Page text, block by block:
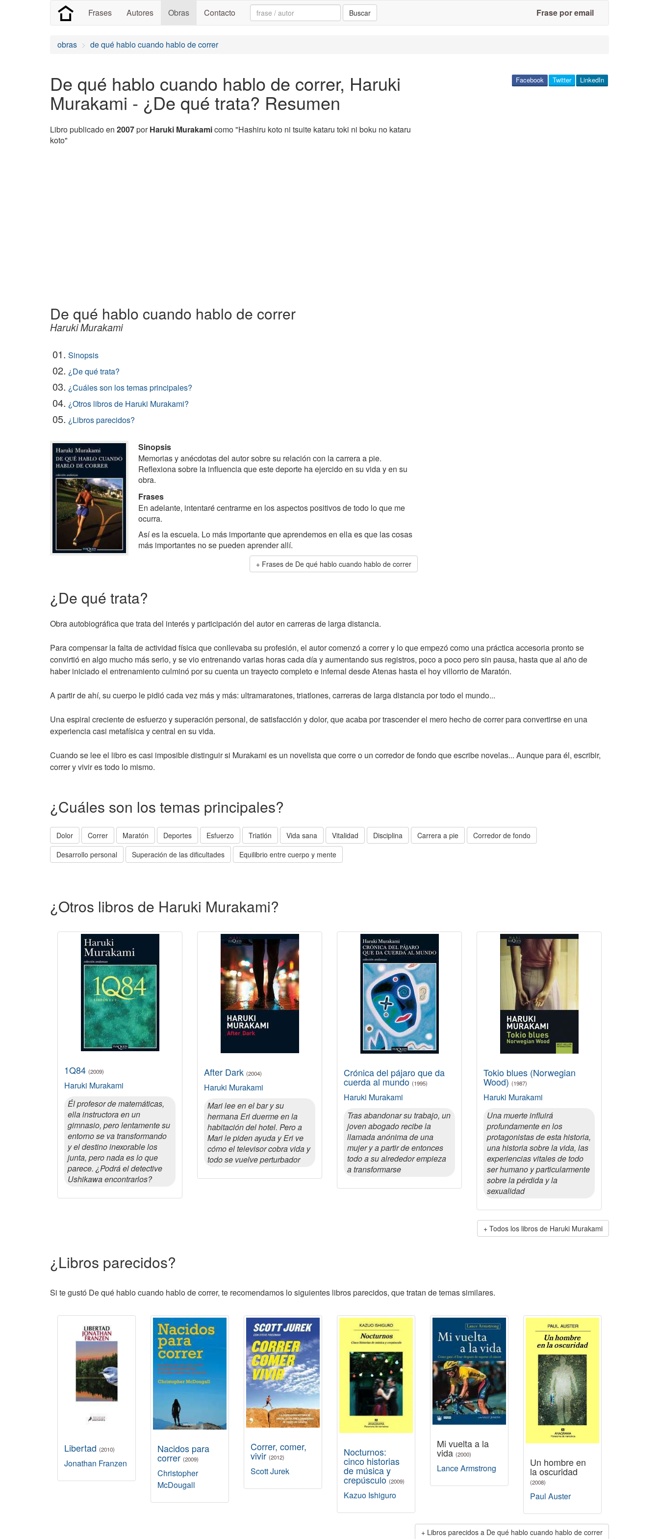
Frases Autores Obras Contacto Search: Buscar Frase por email
obras de qué hablo cuando hablo de correr
De qué hablo cuando hablo de correr, Haruki
Murakami - ¿De qué trata? Resumen
Libro publicado en 2007porHaruki Murakamicomo "Hashiru koto ni tsuite kataru toki ni boku no kataru
koto"
LinkedIn
Twitter
Facebook
De qué hablo cuando hablo de correr
Haruki Murakami
01. Sinopsis
02. ¿De qué trata?
03. ¿Cuáles son los temas principales?
04. ¿Otros libros de Haruki Murakami?
05. ¿Libros parecidos?
Sinopsis
Memorias y anécdotas del autor sobre su relación con la carrera a pie.
Reflexiona sobre la influencia que este deporte ha ejercido en su vida y en su
obra.
Frases
En adelante, intentaré centrarme en los aspectos positivos de todo lo que me
ocurra.
Así es la escuela. Lo más importante que aprendemos en ella es que las cosas
más importantes no se pueden aprender allí.
Frases de De qué hablo cuando hablo de correr
¿De qué trata?
Obra autobiográfica que trata del interés y participación del autor en carreras de larga distancia.
Para compensar la falta de actividad física que conllevaba su profesión, el autor comenzó a correr y lo que empezó como una práctica accesoria pronto se
convirtió en algo mucho más serio, y se vio entrenando varias horas cada día y aumentando sus registros, poco a poco pero sin pausa, hasta que al año de
haber iniciado el entrenamiento culminó por su cuenta un trayecto completo e infernal desde Atenas hasta el hoy villorrio de Maratón.
A partir de ahí, su cuerpo le pidió cada vez más y más: ultramaratones, triatlones, carreras de larga distancia por todo el mundo...
Una espiral creciente de esfuerzo y superación personal, de satisfacción y dolor, que acaba por trascender el mero hecho de correr para convertirse en una
experiencia casi metafísica y central en su vida.
Cuando se lee el libro es casi imposible distinguir si Murakami es un novelista que corre o un corredor de fondo que escribe novelas... Aunque para él, escribir,
correr y vivir es todo lo mismo.
¿Cuáles son los temas principales?
Dolor Correr Maratón Deportes Esfuerzo Triatlón Vida sana Vitalidad Disciplina Carrera a pie
Corredor de fondo
Desarrollo personal
Superación de las dificultades Equilibrio entre cuerpo y mente
¿Otros libros de Haruki Murakami?
1Q84 (2009)
Haruki Murakami
Él profesor de matemáticas,
ella instructora en un
gimnasio, pero lentamente su
entorno se va transformando
y el destino inexorable los
junta, pero nada es lo que
parece. ¿Podrá el detective
Ushikawa encontrarlos?
After Dark (2004)
Haruki Murakami
Mari lee en el bar y su
hermana Eri duerme en la
habitación del hotel. Pero a
Mari le piden ayuda y Eri ve
cómo el televisor cobra vida y
todo se vuelve perturbador
Crónica del pájaro que da
cuerda al mundo (1995)
Haruki Murakami
Tras abandonar su trabajo, un
joven abogado recibe la
llamada anónima de una
mujer y a partir de entonces
todo a su alrededor empieza
a transformarse
Tokio blues (Norwegian
Wood) (1987)
Haruki Murakami
Una muerte influirá
profundamente en los
protagonistas de esta historia,
una historia sobre la vida, las
experiencias vitales de todo
ser humano y particularmente
sobre la pérdida y la
sexualidad
Todos los libros de Haruki Murakami
¿Libros parecidos?
Si te gustó De qué hablo cuando hablo de correr, te recomendamos lo siguientes libros parecidos, que tratan de temas similares.
Libertad (2010)
Jonathan Franzen
Nacidos para
correr (2009)
Christopher
McDougall
Correr, comer,
vivir (2012)
Scott Jurek
Nocturnos:
cinco historias
de música y
crepúsculo(2009)
Kazuo Ishiguro
Mi vuelta a la
vida (2000)
Lance Armstrong Un hombre en
la oscuridad
(2008)
Paul Auster
Libros parecidos a De qué hablo cuando hablo de correr